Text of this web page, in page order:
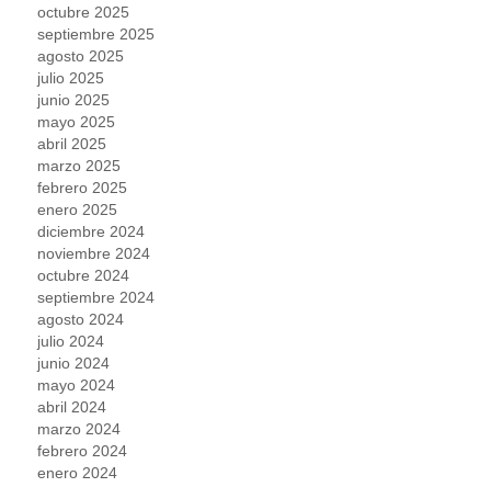
octubre 2025
septiembre 2025
agosto 2025
julio 2025
junio 2025
mayo 2025
abril 2025
marzo 2025
febrero 2025
enero 2025
diciembre 2024
noviembre 2024
octubre 2024
septiembre 2024
agosto 2024
julio 2024
junio 2024
mayo 2024
abril 2024
marzo 2024
febrero 2024
enero 2024